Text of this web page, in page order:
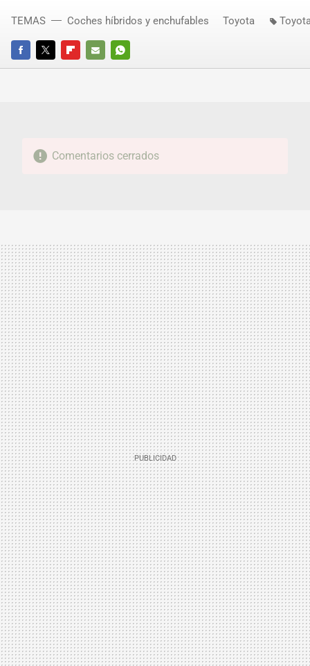
FACEBOOKTWITTERFLIPBOARD
E-
WHATSAPP
TEMAS Coches híbridos y enchufables Toyota
Comentarios cerrados